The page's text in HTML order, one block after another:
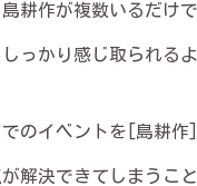
耕作が複数いるだけ
っかり感じ取られる
のイベントを[島耕作
解決できてしまうこ